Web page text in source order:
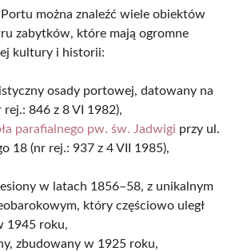
można znaleźć wiele obiektów
zabytków, które mają ogromne
kultury i historii:
osady portowej, datowany na
rej.: 846 z 8 VI 1982),
parafialnego pw. św. Jadwigi przy ul.
18 (nr rej.: 937 z 4 VII 1985),
w latach 1856–58, z unikalnym
który częściowo uległ
1945 roku,
zbudowany w 1925 roku,